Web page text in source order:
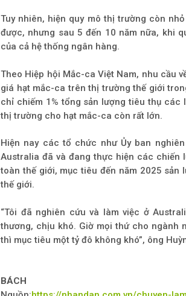
Tuy nhiên, hiện quy mô thị trường còn
được, nhưng sau 5 đến 10 năm nữa, khi
của cả hệ thống ngân hàng.
Theo Hiệp hội Mắc-ca Việt Nam, nhu cầu
giá hạt mắc-ca trên thị trường thế giới
chỉ chiếm 1% tổng sản lượng tiêu thụ các
thị trường cho hạt mắc-ca còn rất lớn.
Hiện nay các tổ chức như Ủy ban
Australia đã và đang thực hiện các chiến
toàn thế giới, mục tiêu đến năm 2025
thế giới.
“Tôi đã nghiên cứu và làm việc ở
thương, chịu khó. Giờ mọi thứ cho ngành
thì mục tiêu một tỷ đô không khó”, ông
BÁCH